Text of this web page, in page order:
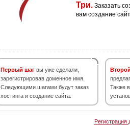
Три. Заказать
вам создание
Первый шаг вы уже сделали,
зарегистрировав доменное имя.
Следующими шагами будут заказ
хостинга и создание сайта.
Также
Регистрация